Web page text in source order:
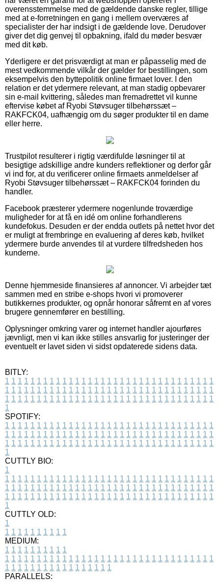
overensstemmelse med de gældende danske regler, tillige
med at e-forretningen en gang i mellem overværes af
specialister der har indsigt i de gældende love. Derudover
giver det dig genvej til opbakning, ifald du møder besvær
med dit køb.
Yderligere er det prisværdigt at man er påpasselig med de
mest vedkommende vilkår der gælder for bestillingen, som
eksempelvis den byttepolitik online firmaet lover. I den
relation er det ydermere relevant, at man stadig opbevarer
sin e-mail kvittering, således man fremadrettet vil kunne
eftervise købet af Ryobi Støvsuger tilbehørssæt –
RAKFCK04, uafhængig om du søger produkter til en dame
eller herre.
Trustpilot resulterer i rigtig værdifulde løsninger til at
besigtige adskillige andre kunders reflektioner og derfor går
vi ind for, at du verificerer online firmaets anmeldelser af
Ryobi Støvsuger tilbehørssæt – RAKFCK04 forinden du
handler.
Facebook præsterer ydermere nogenlunde troværdige
muligheder for at få en idé om online forhandlerens
kundefokus. Desuden er der endda outlets på nettet hvor det
er muligt at frembringe en evaluering af deres køb, hvilket
ydermere burde anvendes til at vurdere tilfredsheden hos
kunderne.
Denne hjemmeside finansieres af annoncer. Vi arbejder tæt
sammen med en stribe e-shops hvori vi promoverer
butikkernes produkter, og opnår honorar såfremt en af vores
brugere gennemfører en bestilling.
Oplysninger omkring varer og internet handler ajourføres
jævnligt, men vi kan ikke stilles ansvarlig for justeringer der
eventuelt er lavet siden vi sidst opdaterede sidens data.
BITLY:
1 1 1 1 1 1 1 1 1 1 1 1 1 1 1 1 1 1 1 1 1 1 1 1 1 1 1 1 1 1 1 1 1
1 1 1 1 1 1 1 1 1 1 1 1 1 1 1 1 1 1 1 1 1 1 1 1 1 1 1 1 1 1 1 1 1
1 1 1 1 1 1 1 1 1 1 1 1 1 1 1 1 1 1 1 1 1 1 1 1 1 1 1 1 1 1 1 1 1
1
SPOTIFY:
1 1 1 1 1 1 1 1 1 1 1 1 1 1 1 1 1 1 1 1 1 1 1 1 1 1 1 1 1 1 1 1 1
1 1 1 1 1 1 1 1 1 1 1 1 1 1 1 1 1 1 1 1 1 1 1 1 1 1 1 1 1 1 1 1 1
1 1 1 1 1 1 1 1 1 1 1 1 1 1 1 1 1 1 1 1 1 1 1 1 1 1 1 1 1 1 1 1 1
1
CUTTLY BIO:
1
1 1 1 1 1 1 1 1 1 1 1 1 1 1 1 1 1 1 1 1 1 1 1 1 1 1 1 1 1 1 1 1 1
1 1 1 1 1 1 1 1 1 1 1 1 1 1 1 1 1 1 1 1 1 1 1 1 1 1 1 1 1 1 1 1 1
1 1 1 1 1 1 1 1 1 1 1 1 1 1 1 1 1 1 1 1 1 1 1 1 1 1 1 1 1 1 1 1 1
1
CUTTLY OLD:
1
1 1 1 1 1 1 1 1 1 1
MEDIUM:
1 1 1 1 1 1 1 1 1 1
1 1 1 1 1 1 1 1 1 1 1 1 1 1 1 1 1 1 1 1 1 1 1 1 1 1 1 1 1 1 1 1 1
1 1 1 1 1 1 1 1 1 1 1 1 1 1 1 1 1
PARALLELS: